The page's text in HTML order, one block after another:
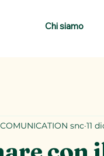
Chi siamo
snc 11